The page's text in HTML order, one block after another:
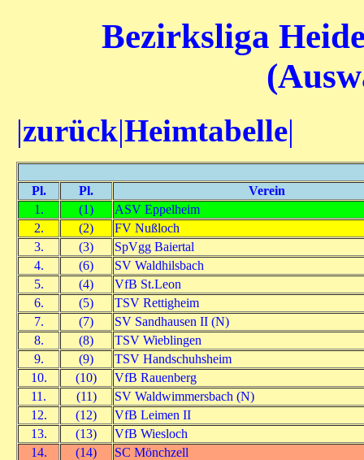
Bezirksliga
|zurück|Heimtabelle|
Pl. Pl.
Verein
1.
(1)
ASV Eppelheim
2.
(2)
FV Nußloch
3.
(3)
SpVgg Baiertal
4.
(6)
SV Waldhilsbach
5.
(4)
VfB St.Leon
6.
(5)
TSV Rettigheim
7.
(7)
SV Sandhausen II (N)
8.
(8)
TSV Wieblingen
9.
(9)
TSV Handschuhsheim
10.
(10)
VfB Rauenberg
11.
(11)
SV Waldwimmersbach (N)
12.
(12)
VfB Leimen II
13.
(13)
VfB Wiesloch
14.
(14)
SC Mönchzell